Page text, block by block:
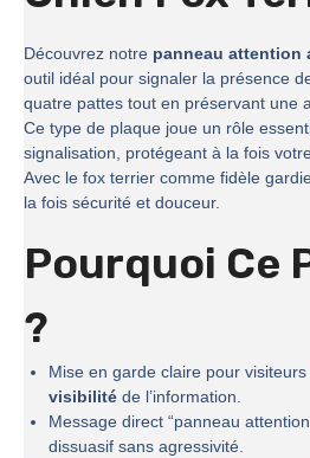
Découvrez notre panneau attention
outil idéal pour signaler la présence
quatre pattes tout en préservant une
Ce type de plaque joue un rôle
signalisation, protégeant à la fois
Avec le fox terrier comme fidèle
la fois sécurité et douceur.
Pourquoi Ce
?
Mise en garde claire pour
visibilité de l’information.
Message direct “panneau
dissuasif sans agressivité.